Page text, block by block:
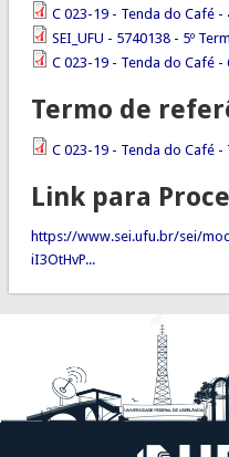
C 023-19 - Tenda do Café
SEI_UFU - 5740138 - 5º
C 023-19 - Tenda do Café
Termo de
C 023-19 - Tenda do Café
Link para
https://www.sei.ufu.br/sei/
iI3OtHvP...